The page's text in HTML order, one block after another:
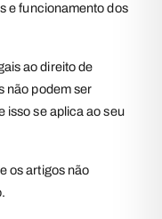
e funcionamento dos
ao direito de
não podem ser
isso se aplica ao seu
os artigos não